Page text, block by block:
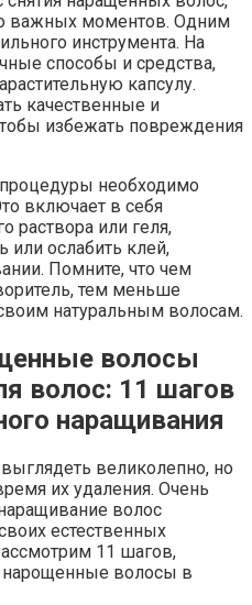
важных моментов. Одним
инструмента. На
способы и средства,
капсулу.
качественные и
избежать повреждения
необходимо
включает в себя
раствора или геля,
или ослабить клей,
Помните, что чем
тем меньше
натуральным волосам.
волосы
волос: 11 шагов
наращивания
великолепно, но
их удаления. Очень
волос
естественных
11 шагов,
нарощенные волосы в